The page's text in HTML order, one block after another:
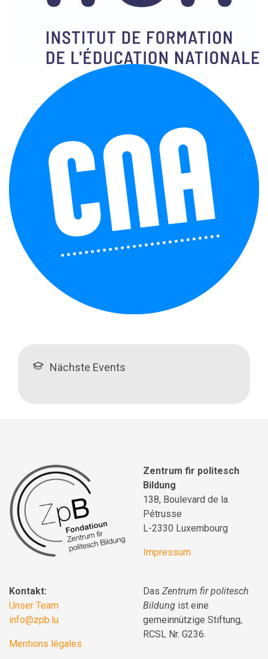
Nächste Events
Zentrum fir politesch
Bildung
138, Boulevard de la
Pétrusse
L-2330 Luxembourg
Impressum
Kontakt:
Unser Team
info@zpb.lu
Mentions légales
Das Zentrum fir politesch
Bildung ist eine
gemeinnützige Stiftung,
RCSL Nr. G236.